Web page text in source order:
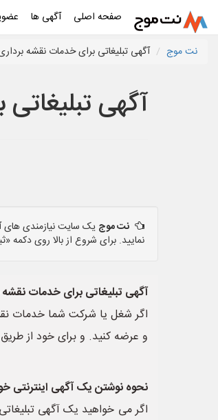
صفحه اصلی آگهی ها
نت موج آگهی تبلیغاتی برای خدمات نقشه
آگهی
نت موج یک سایت نیازمندی های
نمایید. برای شروع از بالا روی دکمه
آگهی تبلیغاتی برای خدمات نقشه
اگر شغل یا شرکت شما خدمات
و عرضه کنید. و برای خود از
نحوه نوشتن یک آگهی اینترنتی
اگر می خواهید یک آگهی